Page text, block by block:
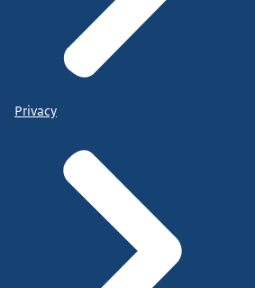
Privacy